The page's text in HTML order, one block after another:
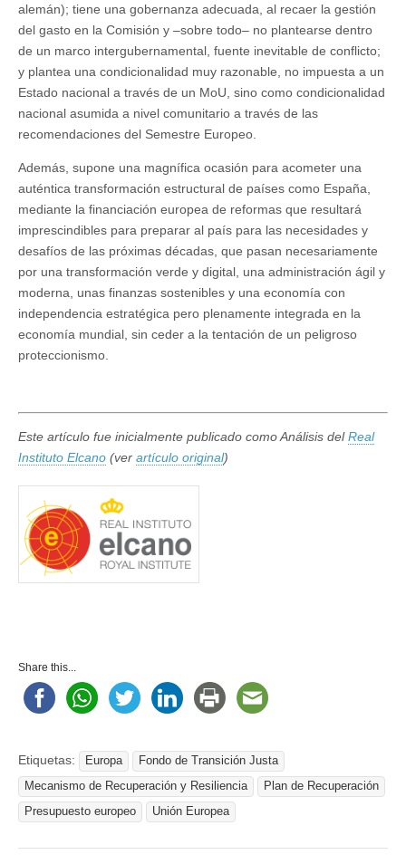
alemán); tiene una gobernanza adecuada, al recaer la gestión
del gasto en la Comisión y –sobre todo– no plantearse dentro
de un marco intergubernamental, fuente inevitable de conflicto;
y plantea una condicionalidad muy razonable, no impuesta a un
Estado nacional a través de un MoU, sino como condicionalidad
nacional asumida a nivel comunitario a través de las
recomendaciones del Semestre Europeo.
Además, supone una magnífica ocasión para acometer una
auténtica transformación estructural de países como España,
mediante la financiación europea de reformas que resultará
imprescindibles para preparar al país para las necesidades y
desafíos de las próximas décadas, que pasan necesariamente
por una transformación verde y digital, una administración ágil y
moderna, unas finanzas sostenibles y una economía con
independencia estratégica pero plenamente integrada en la
economía mundial, sin ceder a la tentación de un peligroso
proteccionismo.
Este artículo fue inicialmente publicado como Análisis delReal
Instituto Elcano (ver artículo original)
Share this...
Etiquetas: Europa
Fondo de Transición Justa
Mecanismo de Recuperación y Resiliencia
Plan de Recuperación
Presupuesto europeo
Unión Europea